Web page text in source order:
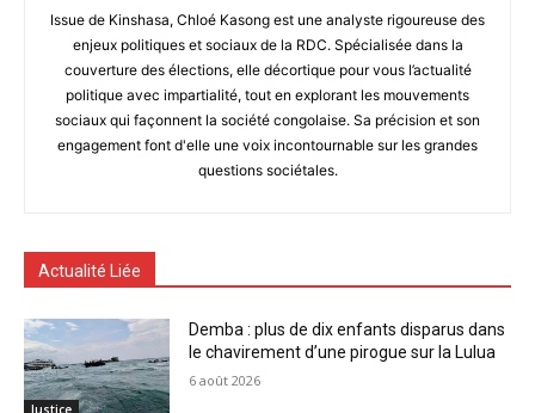
Issue de Kinshasa, Chloé Kasong est une analyste rigoureuse des
enjeux politiques et sociaux de la RDC. Spécialisée dans la
couverture des élections, elle décortique pour vous l’actualité
politique avec impartialité, tout en explorant les mouvements
sociaux qui façonnent la société congolaise. Sa précision et son
engagement font d'elle une voix incontournable sur les grandes
questions sociétales.
Actualité Liée
Demba : plus de dix enfants disparus dans
le chavirement d’une pirogue sur la Lulua
6 août 2026